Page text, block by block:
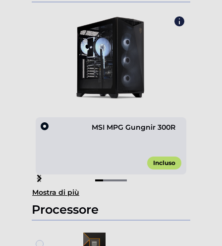
MSI MPG Gungnir 300R
Incluso
Item
1
of
4
Mostra di più
Processore